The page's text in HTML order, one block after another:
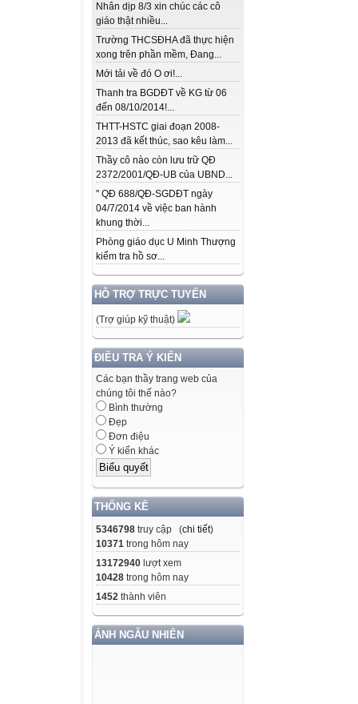
Nhân dịp 8/3 xin chúc các cô
giáo thật nhiều...
Trường THCSĐHA đã thực hiện
xong trên phần mềm, Đang...
Mới tải về đó O ơi!...
Thanh tra BGDĐT về KG từ 06
đến 08/10/2014!...
THTT-HSTC giai đoạn 2008-
2013 đã kết thúc, sao kêu làm...
Thầy cô nào còn lưu trữ QĐ
2372/2001/QĐ-UB của UBND...
" QĐ 688/QĐ-SGDĐT ngày
04/7/2014 về việc ban hành
khung thời...
Phòng giáo dục U Minh Thượng
kiểm tra hồ sơ...
HỖ TRỢ TRỰC TUYẾN
(Trợ giúp kỹ thuật)
ĐIỀU TRA Ý KIẾN
Các bạn thầy trang web của
chúng tôi thế nào?
Bình thường
Đẹp
Đơn điệu
Ý kiến khác
THỐNG KÊ
5346798 truy cập (chi tiết)
10371 trong hôm nay
13172940 lượt xem
10428 trong hôm nay
1452 thành viên
ẢNH NGẪU NHIÊN